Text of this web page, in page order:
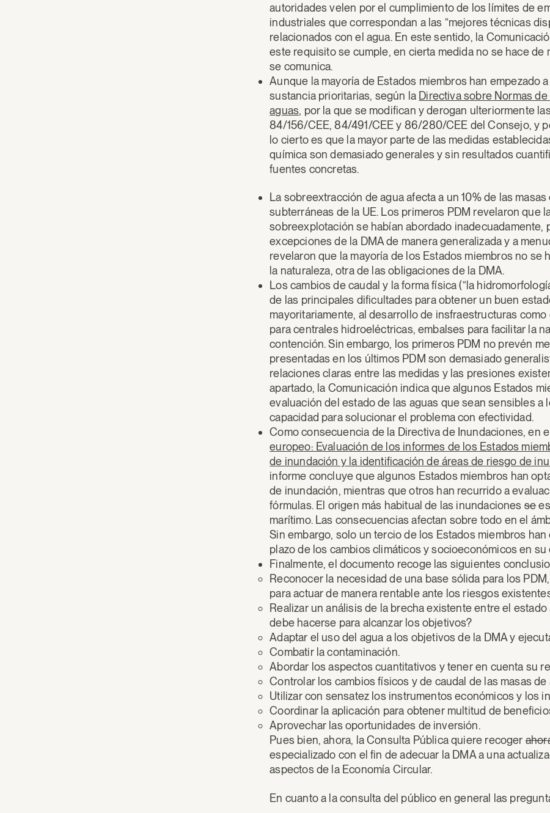
autoridades velen por el cumplimiento de los límites de
industriales que correspondan a las “mejores técnicas
relacionados con el agua. En este sentido, la
este requisito se cumple, en cierta medida no se hace
se comunica.
Aunque la mayoría de Estados miembros han empezado
sustancia prioritarias, según la Directiva sobre Normas
aguas, por la que se modifican y derogan ulteriormente
84/156/CEE, 84/491/CEE y 86/280/CEE del Consejo, y
lo cierto es que la mayor parte de las medidas
química son demasiado generales y sin resultados
fuentes concretas.
La sobreextracción de agua afecta a un 10% de las
subterráneas de la UE. Los primeros PDM revelaron que
sobreexplotación se habían abordado
excepciones de la DMA de manera generalizada y a
revelaron que la mayoría de los Estados miembros no
la naturaleza, otra de las obligaciones de la DMA.
Los cambios de caudal y la forma física (“la
de las principales dificultades para obtener un buen
mayoritariamente, al desarrollo de insfraestructuras como
para centrales hidroeléctricas, embalses para facilitar la
contención. Sin embargo, los primeros PDM no prevén
presentadas en los últimos PDM son demasiado
relaciones claras entre las medidas y las presiones
apartado, la Comunicación indica que algunos Estados
evaluación del estado de las aguas que sean sensibles
capacidad para solucionar el problema con efectividad.
Como consecuencia de la Directiva de Inundaciones, en
europeo: Evaluación de los informes de los Estados
de inundación y la identificación de áreas de riesgo de
informe concluye que algunos Estados miembros han
de inundación, mientras que otros han recurrido a
fórmulas. El origen más habitual de las inundacionessees
marítimo. Las consecuencias afectan sobre todo en el
Sin embargo, solo un tercio de los Estados miembros
plazo de los cambios climáticos y socioeconómicos en
Finalmente, el documento recoge las siguientes
Reconocer la necesidad de una base sólida para los
para actuar de manera rentable ante los riesgos
Realizar un análisis de la brecha existente entre el
debe hacerse para alcanzar los objetivos?
Adaptar el uso del agua a los objetivos de la DMA y
Combatir la contaminación.
Abordar los aspectos cuantitativos y tener en cuenta su
Controlar los cambios físicos y de caudal de las masas de
Utilizar con sensatez los instrumentos económicos y los
Coordinar la aplicación para obtener multitud de
Aprovechar las oportunidades de inversión.
Pues bien, ahora, la Consulta Pública quiere recoger
especializado con el fin de adecuar la DMA a una
aspectos de la Economía Circular.
En cuanto a la consulta del público en general las